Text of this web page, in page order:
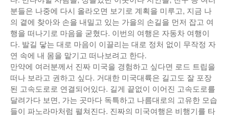
분들은 나중에 다시 올라오면 보기로 계획을 미루고, 지금 나
의 곁에 찾아와 손을 내밀고 있는 가을의 손길을 먼저 잡고 여
행을 떠나기로 마음을 굳혔다. 이번의 여행은 자동차 여행이
다. 발길 닿는 대로 마음이 이끌리는 대로 정처 없이 무작정 자
연 속에 내 몸을 맡기고 떠나보려고 한다.
만약에 여러분께서 진짜 미국을 경험하고 싶다면 로드 트립을
떠나 보라고 권하고 싶다. 거대한 미국대륙은 길고도 잘 포장
된 고속도로로 연결되어있다. 길게 끝없이 이어진 고속도로를
달려가다 보면, 가는 곳마다 독특하고 나름대로의 고유한 모습
들이 파노라마처럼 펼쳐진다. 진짜의 미국여행은 비행기를 타